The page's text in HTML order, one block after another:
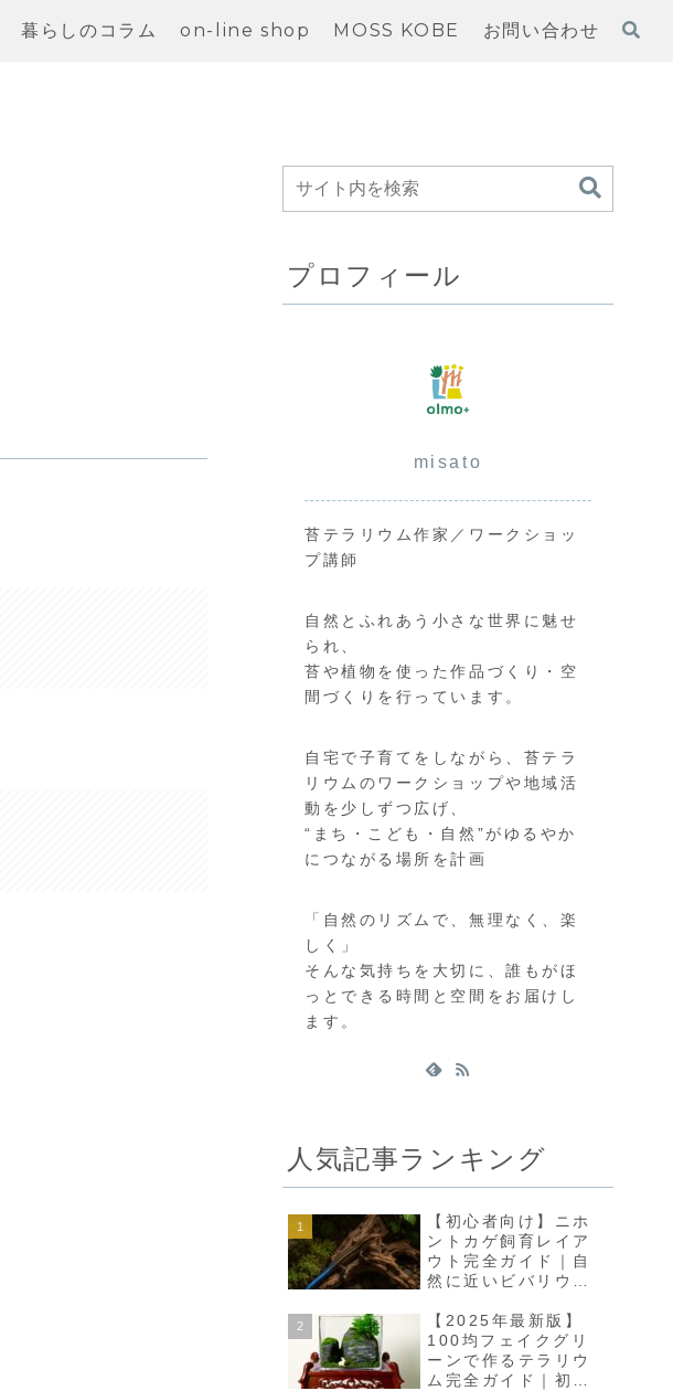
暮らしのコラム on-line shop MOSS KOBE お問い合わせ
プロフィール
misato
苔テラリウム作家／ワークショッ
プ講師
自然とふれあう小さな世界に魅せ
られ、
苔や植物を使った作品づくり・空
間づくりを行っています。
自宅で子育てをしながら、苔テラ
リウムのワークショップや地域活
動を少しずつ広げ、
“まち・こども・自然”がゆるやか
につながる場所を計画
「自然のリズムで、無理なく、楽
しく」
そんな気持ちを大切に、誰もがほ
っとできる時間と空間をお届けし
ます。
人気記事ランキング
【初心者向け】ニホ
ントカゲ飼育レイア
ウト完全ガイド｜自
然に近いビバリウム
ろう
【2025年最新版】
100均フェイクグリ
ーンで作るテラリウ
ム完全ガイド｜初心